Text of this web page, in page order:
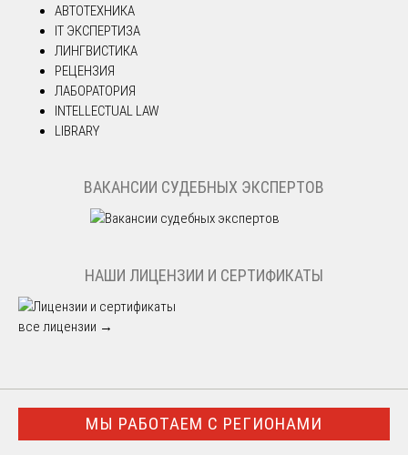
АВТОТЕХНИКА
IT ЭКСПЕРТИЗА
ЛИНГВИСТИКА
РЕЦЕНЗИЯ
ЛАБОРАТОРИЯ
INTELLECTUAL LAW
LIBRARY
ВАКАНСИИ СУДЕБНЫХ ЭКСПЕРТОВ
НАШИ ЛИЦЕНЗИИ И СЕРТИФИКАТЫ
все лицензии →
МЫ РАБОТАЕМ С РЕГИОНАМИ